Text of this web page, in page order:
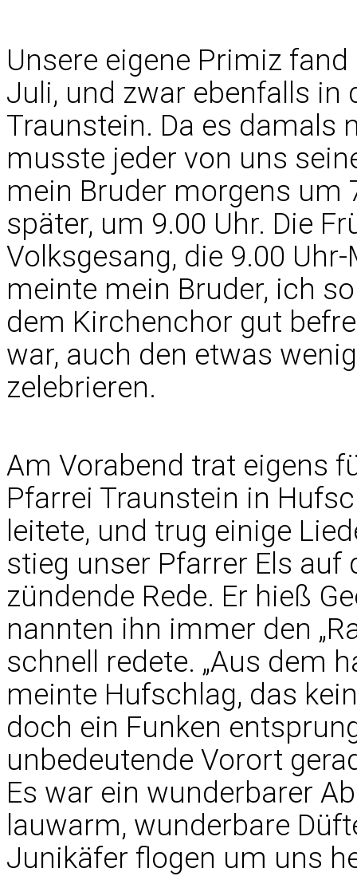
Unsere eigene Primiz
Juli, und zwar ebenfalls in
Traunstein. Da es damals
musste jeder von uns
mein Bruder morgens um
später, um 9.00 Uhr. Die
Volksgesang, die 9.00
meinte mein Bruder, ich
dem Kirchenchor gut
war, auch den etwas
zelebrieren.
Am Vorabend trat eigens
Pfarrei Traunstein in
leitete, und trug einige
stieg unser Pfarrer Els
zündende Rede. Er hieß
nannten ihn immer den
schnell redete. „Aus dem
meinte Hufschlag, das
doch ein Funken
unbedeutende Vorort
Es war ein wunderbarer
lauwarm, wunderbare
Junikäfer flogen um uns